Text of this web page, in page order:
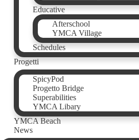
Educative
Afterschool
YMCA Village
Schedules
Progetti
SpicyPod
Progetto Bridge
Superabilities
YMCA Libary
YMCA Beach
News